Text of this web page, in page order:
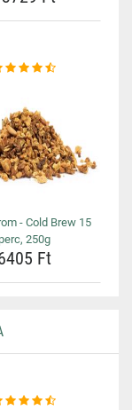
- Cold Brew 15
perc, 250g
Ft